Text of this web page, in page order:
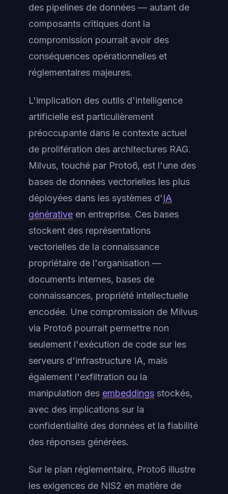
des pipelines de données — autant de
composants critiques dont la
compromission pourrait avoir des
conséquences opérationnelles et
réglementaires majeures.
L'implication des outils d'intelligence
artificielle est particulièrement
préoccupante dans le contexte actuel
de prolifération des architectures RAG.
Milvus, touché par Proto6, est l'une des
bases de données vectorielles les plus
déployées dans les systèmes d'IA
générative en entreprise. Ces bases
stockent des représentations
vectorielles de la connaissance
propriétaire de l'organisation —
documents internes, bases de
connaissances, propriété intellectuelle
encodée. Une compromission de Milvus
via Proto6 pourrait permettre non
seulement l'exécution de code sur les
serveurs d'infrastructure IA, mais
également l'exfiltration ou la
manipulation des embeddings stockés,
avec des implications sur la
confidentialité des données et la fiabilité
des réponses générées.
Sur le plan réglementaire, Proto6 illustre
les exigences de NIS2 en matière de